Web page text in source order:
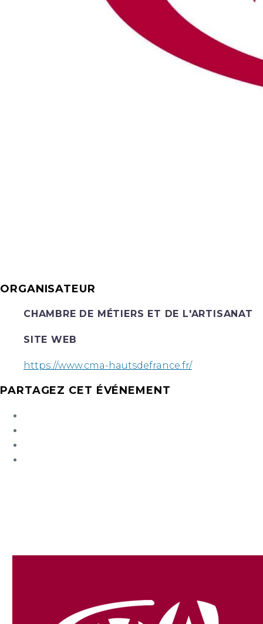
ORGANISATEUR
CHAMBRE DE MÉTIERS ET DE L'ARTISANAT
SITE WEB
https://www.cma-hautsdefrance.fr/
PARTAGEZ CET ÉVÉNEMENT